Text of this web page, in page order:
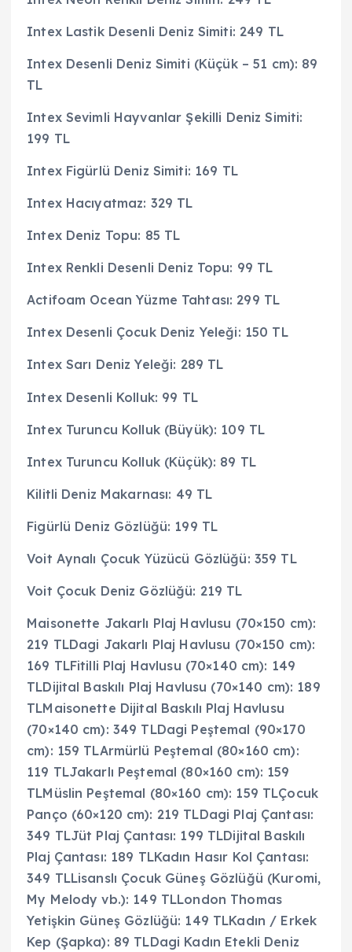
Intex Lastik Desenli Deniz Simiti: 249 TL
Intex Desenli Deniz Simiti (Küçük – 51 cm): 89
TL
Intex Sevimli Hayvanlar Şekilli Deniz Simiti:
199 TL
Intex Figürlü Deniz Simiti: 169 TL
Intex Hacıyatmaz: 329 TL
Intex Deniz Topu: 85 TL
Intex Renkli Desenli Deniz Topu: 99 TL
Actifoam Ocean Yüzme Tahtası: 299 TL
Intex Desenli Çocuk Deniz Yeleği: 150 TL
Intex Sarı Deniz Yeleği: 289 TL
Intex Desenli Kolluk: 99 TL
Intex Turuncu Kolluk (Büyük): 109 TL
Intex Turuncu Kolluk (Küçük): 89 TL
Kilitli Deniz Makarnası: 49 TL
Figürlü Deniz Gözlüğü: 199 TL
Voit Aynalı Çocuk Yüzücü Gözlüğü: 359 TL
Voit Çocuk Deniz Gözlüğü: 219 TL
Maisonette Jakarlı Plaj Havlusu (70×150 cm):
219 TLDagi Jakarlı Plaj Havlusu (70×150 cm):
169 TLFitilli Plaj Havlusu (70×140 cm): 149
TLDijital Baskılı Plaj Havlusu (70×140 cm): 189
TLMaisonette Dijital Baskılı Plaj Havlusu
(70×140 cm): 349 TLDagi Peştemal (90×170
cm): 159 TLArmürlü Peştemal (80×160 cm):
119 TLJakarlı Peştemal (80×160 cm): 159
TLMüslin Peştemal (80×160 cm): 159 TLÇocuk
Panço (60×120 cm): 219 TLDagi Plaj Çantası:
349 TLJüt Plaj Çantası: 199 TLDijital Baskılı
Plaj Çantası: 189 TLKadın Hasır Kol Çantası:
349 TLLisanslı Çocuk Güneş Gözlüğü (Kuromi,
My Melody vb.): 149 TLLondon Thomas
Yetişkin Güneş Gözlüğü: 149 TLKadın / Erkek
Kep (Şapka): 89 TLDagi Kadın Etekli Deniz